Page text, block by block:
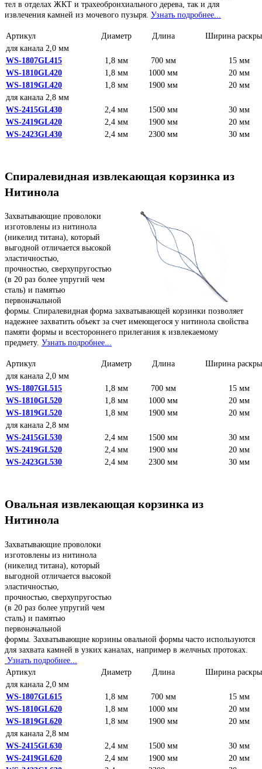
тел в отделах ЖКТ и трахеобронхиального дерева, так и для
извлечения камней из мочевого пузыря. Узнать подробнее...
Артикул Диаметр Длина
Ширина
для канала 2,0 мм
WS-1807GL415
1,8 мм 700 мм
15 мм
WS-1810GL420
1,8 мм 1000 мм
20 мм
WS-1819GL420
1,8 мм 1900 мм
20 мм
для канала 2,8 мм
WS-2415GL430
2,4 мм 1500 мм
30 мм
WS-2419GL420
2,4 мм 1900 мм
20 мм
WS-2423GL430
2,4 мм 2300 мм 30 мм
Спиралевидная извлекающая корзинка из
Нитинола
Захватывающие проволоки
изготовлены из нитинола
(никелид титана), который
выгодной отличается высокой
эластичностью,
прочностью, сверхупругостью
(в 20 раз более упругий чем
сталь) и памятью
первоначальной
формы. Спиралевидная форма захватывающей корзинки позволяет
надежнее захватить объект за счет имеющегося у нитинола свойства
памяти формы и всестороннего прилегания к извлекаемому
предмету. Узнать подробнее...
Артикул Диаметр Длина
Ширина
для канала 2,0 мм
WS-1807GL515
1,8 мм 700 мм
15 мм
WS-1810GL520
1,8 мм 1000 мм
20 мм
WS-1819GL520
1,8 мм 1900 мм
20 мм
для канала 2,8 мм
WS-2415GL530
2,4 мм 1500 мм
30 мм
WS-2419GL520
2,4 мм 1900 мм
20 мм
WS-2423GL530
2,4 мм 2300 мм 30 мм
Овальная извлекающая корзинка из
Нитинола
Захватывающие проволоки
изготовлены из нитинола
(никелид титана), который
выгодной отличается высокой
эластичностью,
прочностью, сверхупругостью
(в 20 раз более упругий чем
сталь) и памятью
первоначальной
формы. Захватывающие корзины овальной формы часто используются
для захвата камней в узких каналах, например в желчных протоках.
Узнать подробнее...
Артикул
Диаметр Длина
Ширина
для канала 2,0 мм
WS-1807GL615
1,8 мм 700 мм
15 мм
WS-1810GL620
1,8 мм 1000 мм
20 мм
WS-1819GL620
1,8 мм 1900 мм
20 мм
для канала 2,8 мм
WS-2415GL630
2,4 мм 1500 мм
30 мм
WS-2419GL620
2,4 мм 1900 мм
20 мм